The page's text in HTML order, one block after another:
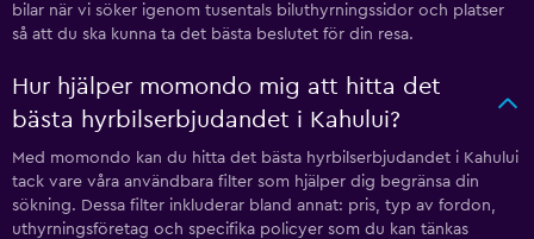
bilar när vi söker igenom tusentals biluthyrningssidor och platser
så att du ska kunna ta det bästa beslutet för din resa.
Hur hjälper momondo mig att hitta det
bästa hyrbilserbjudandet i Kahului?
Med momondo kan du hitta det bästa hyrbilserbjudandet i Kahului
tack vare våra användbara filter som hjälper dig begränsa din
sökning. Dessa filter inkluderar bland annat: pris, typ av fordon,
uthyrningsföretag och specifika policyer som du kan tänkas